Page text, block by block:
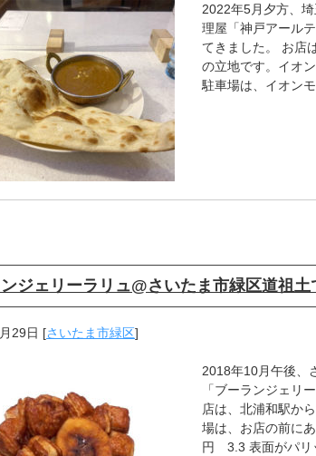
2022年5月夕方、
理屋「神戸アール
てきました。 お店
の立地です。イオ
駐車場は、イオン
ジェリーラリュ@さいたま市緑区道祖土
29日 [さいたま市緑区]
2018年10月午後、
「ブーランジェリ
店は、北浦和駅か
場は、お店の前に
円 3.3 表面がパリ